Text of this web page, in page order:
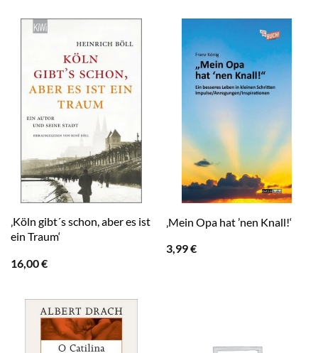
‚Köln gibt´s schon, aber es ist
ein Traum‘
16,00€
‚Mein Opa hat ’nen Knall!‘
3,99€